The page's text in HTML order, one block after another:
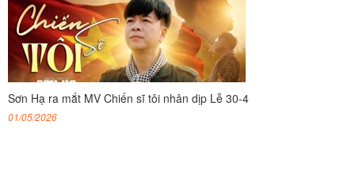
Sơn Hạ ra mắt MV Chiến sĩ tôi nhân dịp Lễ 30-4
01/05/2026